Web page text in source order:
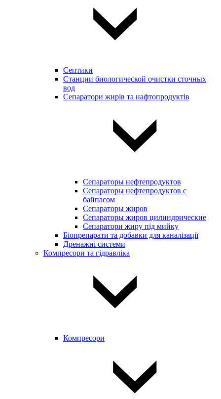
Септики
Станции биологической очистки сточных
вод
Сепаратори жирів та нафтопродуктів
Сепараторы нефтепродуктов
Сепараторы нефтепродуктов с
байпасом
Сепараторы жиров
Сепараторы жиров цилиндрические
Сепаратори жиру під мийку
Біопрепарати та добавки для каналізації
Дренажні системи
Компресори та гідравліка
Компресори